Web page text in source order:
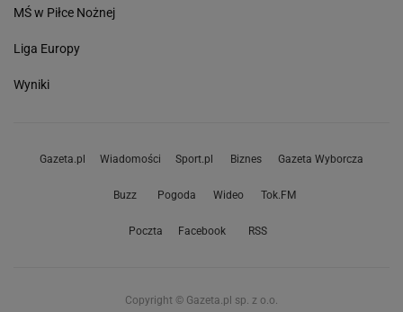
MŚ w Piłce Nożnej
Liga Europy
Wyniki
Gazeta.pl Wiadomości Sport.pl Biznes Gazeta Wyborcza
Buzz Pogoda Wideo Tok.FM
Poczta Facebook RSS
Copyright © Gazeta.pl sp. z o.o.